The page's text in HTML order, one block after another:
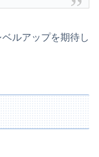
ルアップを期待し